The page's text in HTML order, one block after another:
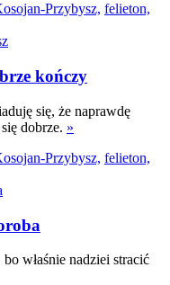
Przybysz, felieton,
kończy
się, że naprawdę
dobrze. »
Przybysz, felieton,
właśnie nadziei stracić